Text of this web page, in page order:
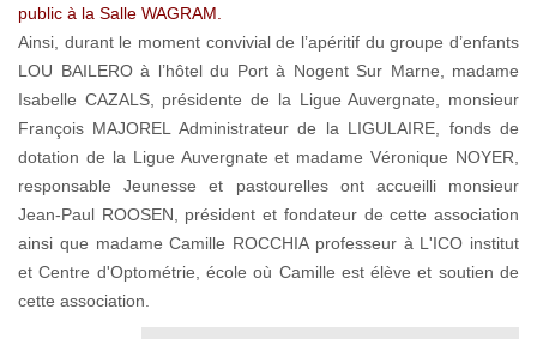
public à la Salle WAGRAM.
Ainsi, durant le moment convivial de l’apéritif du groupe d’enfants
LOU BAILERO à l’hôtel du Port à Nogent Sur Marne, madame
Isabelle CAZALS, présidente de la Ligue Auvergnate, monsieur
François MAJOREL Administrateur de la LIGULAIRE, fonds de
dotation de la Ligue Auvergnate et madame Véronique NOYER,
responsable Jeunesse et pastourelles ont accueilli monsieur
Jean-Paul ROOSEN, président et fondateur de cette association
ainsi que madame Camille ROCCHIA professeur à L'ICO institut
et Centre d'Optométrie, école où Camille est élève et soutien de
cette association.